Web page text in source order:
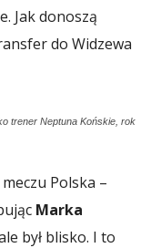
Jak donoszą
do Widzewa
trener Neptuna Końskie, rok
Polska –
Marka
był blisko. I to